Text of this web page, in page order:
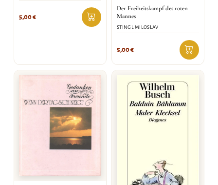
5,00€
Der Freiheitskampf des roten
Mannes
STINGL MILOSLAV
5,00€